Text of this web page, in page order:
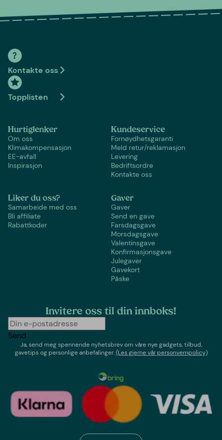
Kontakte oss
Topplisten
Hurtiglenker
Om oss
Klimakompensasjon
EE-avfall
Inspirasjon
Kundeservice
Fornøydhetsgaranti
Meld retur/reklamasjon
Levering
Bedriftsordre
Kontakte oss
Liker du oss?
Samarbeide med oss
Bli affiliate
Rabattkoder
Gaver
Gaver
Send en gave
Farsdagsgave
Morsdagsgave
Valentinsgave
Konfirmasjonsgave
Julegaver
Gavekort
Påske
Invitere oss til din innboks!
Send
Ja, send meg spennende nyhetsbrev om våre nye gadgets, tilbud,
gavetips og personlige anbefalinger.(Les gjerne vår personvernpolicy)